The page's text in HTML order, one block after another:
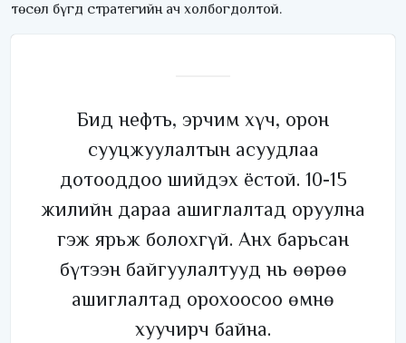
төсөл бүгд стратегийн ач холбогдолтой.
Бид нефть, эрчим хүч, орон
сууцжуулалтын асуудлаа
дотооддоо шийдэх ёстой. 10-15
жилийн дараа ашиглалтад оруулна
гэж ярьж болохгүй. Анх барьсан
бүтээн байгуулалтууд нь өөрөө
ашиглалтад орохоосоо өмнө
хуучирч байна.